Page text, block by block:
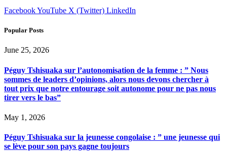
FacebookYouTube X (Twitter) LinkedIn
Popular Posts
June 25, 2026
Péguy Tshisuaka sur l’autonomisation de la femme : ” Nous
sommes de leaders d’opinions, alors nous devons chercher à
tout prix que notre entourage soit autonome pour ne pas nous
tirer vers le bas”
May 1, 2026
Péguy Tshisuaka sur la jeunesse congolaise : ” une jeunesse qui
se lève pour son pays gagne toujours